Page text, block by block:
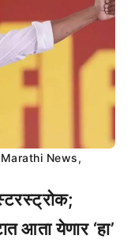
Marathi News,
आता येणार ‘हा’